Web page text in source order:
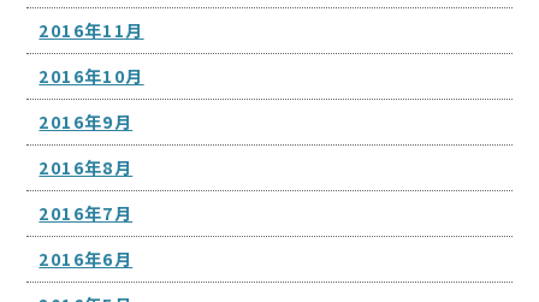
2016年11月
2016年10月
2016年9月
2016年8月
2016年7月
2016年6月